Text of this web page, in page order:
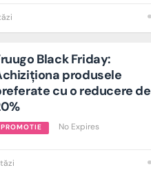
Black Friday:
produsele
cu o reducere de
PROMOTIE No Expires